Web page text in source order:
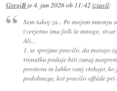
GregiB je4. jun 2026 ob 11:42 izjavil:
Sem takoj za... Po mojem mnenju
(verjetno ima folk še mnogo, stvar
Ali...
1. se sprejme pravilo, da morajo
trenutku podaje biti zunaj
prostora in lahko vanj vtekajo, ko
podobnega, kot pravilo offside